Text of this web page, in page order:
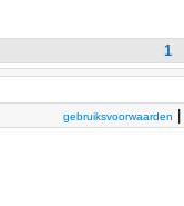
1
gebruiksvoorwaarden